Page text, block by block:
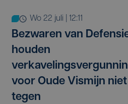
wo 22 juli | 12:11
Bezwaren van
houden
voor Oude Vismijn niet
tegen